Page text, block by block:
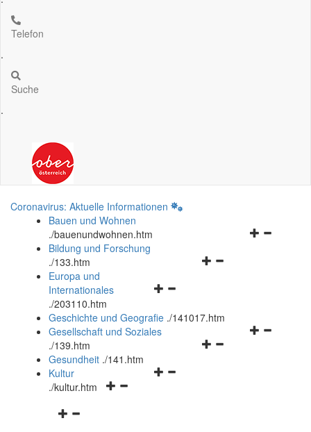
Telefon
.
Suche
.
Coronavirus: Aktuelle Informationen
Bauen und Wohnen
./bauenundwohnen.htm
Navigationsmenü
Bildung und Forschung
./133.htm
Navigationsmenü
und
schließen
Europa und
Internationales
./203110.htm
Geschichte und Geografie ./141017.htm
Navigationsmenü
Gesellschaft und Soziales
./139.htm
Navigationsmenü
Gesundheit ./141.htm
Navigationsmenü
Kultur
./kultur.htm
Navigationsmenü